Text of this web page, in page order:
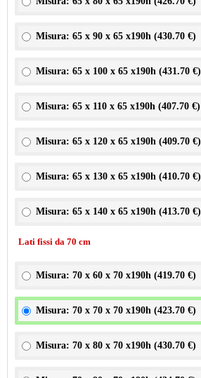
Misura: 65 x 90 x 65 x190h (430.70 €)
Misura: 65 x 100 x 65 x190h (431.70 €)
Misura: 65 x 110 x 65 x190h (407.70 €)
Misura: 65 x 120 x 65 x190h (409.70 €)
Misura: 65 x 130 x 65 x190h (410.70 €)
Misura: 65 x 140 x 65 x190h (413.70 €)
Lati fissi da 70 cm
Misura: 70 x 60 x 70 x190h (419.70 €)
Misura: 70 x 70 x 70 x190h (423.70 €)
Misura: 70 x 80 x 70 x190h (430.70 €)